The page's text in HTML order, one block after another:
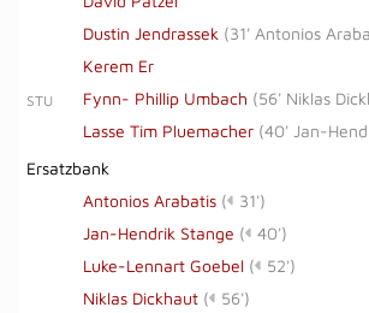
Dustin Jendrassek (31' Antonios
Kerem Er
STU Fynn- Phillip Umbach (56' Niklas
Lasse Tim Pluemacher (40' Jan-
Ersatzbank
Antonios Arabatis (
31')
Jan-Hendrik Stange (
40')
Luke-Lennart Goebel (
52')
Niklas Dickhaut ( 56')